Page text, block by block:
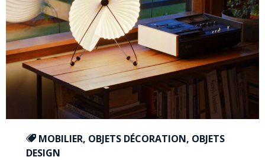
MOBILIER, OBJETS DÉCORATION, OBJETS
DESIGN